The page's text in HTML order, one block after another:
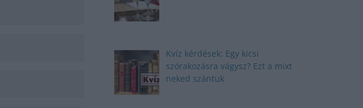
Kvíz kérdések: Egy kicsi
szórakozásra vágysz? Ezt a mixt
neked szántuk